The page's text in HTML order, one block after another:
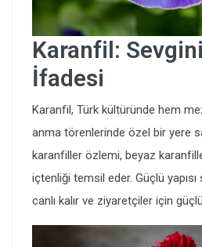
Karanfil:
İfadesi
Karanfil, Türk kültüründe hem
anma törenlerinde özel bir yere
karanfiller özlemi, beyaz
içtenliği temsil eder. Güçlü
canlı kalır ve ziyaretçiler için